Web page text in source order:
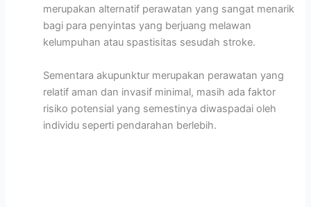
merupakan alternatif perawatan yang sangat menarik
bagi para penyintas yang berjuang melawan
kelumpuhan atau spastisitas sesudah stroke.
Sementara akupunktur merupakan perawatan yang
relatif aman dan invasif minimal, masih ada faktor
risiko potensial yang semestinya diwaspadai oleh
individu seperti pendarahan berlebih.